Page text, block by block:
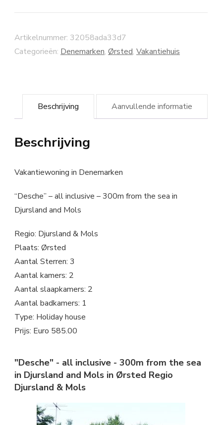
Artikelnummer: 32058ada33d7
Categorieën: Denemarken, Ørsted, Vakantiehuis
Beschrijving Aanvullende informatie
Beschrijving
Vakantiewoning in Denemarken
“Desche” – all inclusive – 300m from the sea in
Djursland and Mols
Regio: Djursland & Mols
Plaats: Ørsted
Aantal Sterren: 3
Aantal kamers: 2
Aantal slaapkamers: 2
Aantal badkamers: 1
Type: Holiday house
Prijs: Euro 585.00
"Desche" - all inclusive - 300m from the sea
in Djursland and Mols in Ørsted Regio
Djursland & Mols